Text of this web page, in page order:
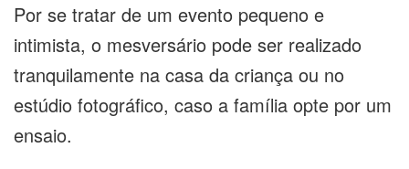
Por se tratar de um evento pequeno e
intimista, o mesversário pode ser realizado
tranquilamente na casa da criança ou no
estúdio fotográfico, caso a família opte por um
ensaio.